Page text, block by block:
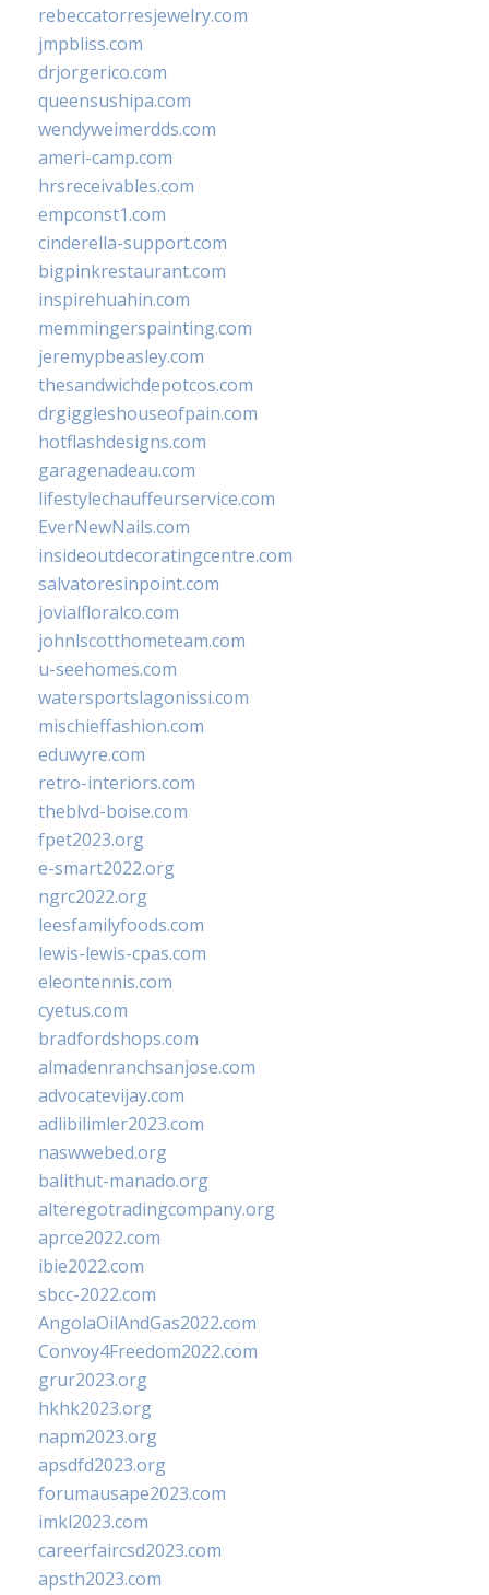
rebeccatorresjewelry.com
jmpbliss.com
drjorgerico.com
queensushipa.com
wendyweimerdds.com
ameri-camp.com
hrsreceivables.com
empconst1.com
cinderella-support.com
bigpinkrestaurant.com
inspirehuahin.com
memmingerspainting.com
jeremypbeasley.com
thesandwichdepotcos.com
drgiggleshouseofpain.com
hotflashdesigns.com
garagenadeau.com
lifestylechauffeurservice.com
EverNewNails.com
insideoutdecoratingcentre.com
salvatoresinpoint.com
jovialfloralco.com
johnlscotthometeam.com
u-seehomes.com
watersportslagonissi.com
mischieffashion.com
eduwyre.com
retro-interiors.com
theblvd-boise.com
fpet2023.org
e-smart2022.org
ngrc2022.org
leesfamilyfoods.com
lewis-lewis-cpas.com
eleontennis.com
cyetus.com
bradfordshops.com
almadenranchsanjose.com
advocatevijay.com
adlibilimler2023.com
naswwebed.org
balithut-manado.org
alteregotradingcompany.org
aprce2022.com
ibie2022.com
sbcc-2022.com
AngolaOilAndGas2022.com
Convoy4Freedom2022.com
grur2023.org
hkhk2023.org
napm2023.org
apsdfd2023.org
forumausape2023.com
imkl2023.com
careerfaircsd2023.com
apsth2023.com